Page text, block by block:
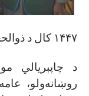
۱۴۴۷ کال د ذوالحجې ۲نېټه/
د چاپېریالي
روښانه‌ولو،